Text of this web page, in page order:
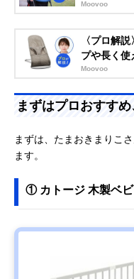
Moovoo
〈プロ解
プや長く使
Moovoo
まずはプロおすす
まずは、たまおきまりこ
ます。
① カトージ 木製ベ